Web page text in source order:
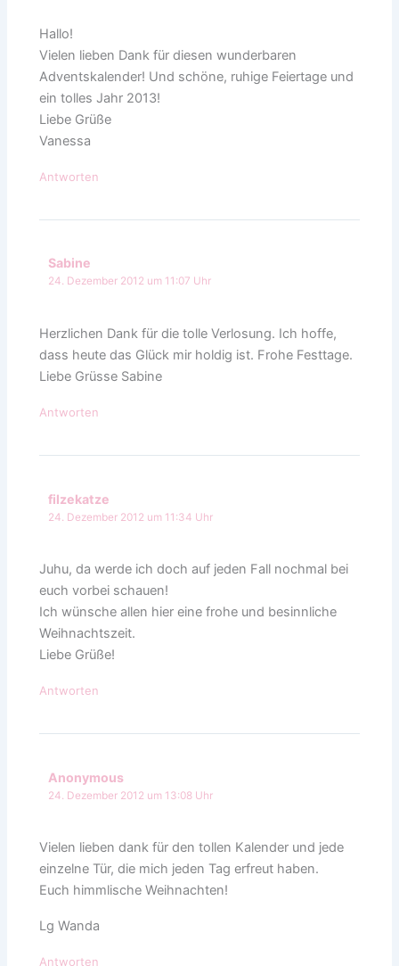
Hallo!
Vielen lieben Dank für diesen wunderbaren
Adventskalender! Und schöne, ruhige Feiertage und
ein tolles Jahr 2013!
Liebe Grüße
Vanessa
Antworten
Sabine
24. Dezember 2012 um 11:07 Uhr
Herzlichen Dank für die tolle Verlosung. Ich hoffe,
dass heute das Glück mir holdig ist. Frohe Festtage.
Liebe Grüsse Sabine
Antworten
filzekatze
24. Dezember 2012 um 11:34 Uhr
Juhu, da werde ich doch auf jeden Fall nochmal bei
euch vorbei schauen!
Ich wünsche allen hier eine frohe und besinnliche
Weihnachtszeit.
Liebe Grüße!
Antworten
Anonymous
24. Dezember 2012 um 13:08 Uhr
Vielen lieben dank für den tollen Kalender und jede
einzelne Tür, die mich jeden Tag erfreut haben.
Euch himmlische Weihnachten!
Lg Wanda
Antworten